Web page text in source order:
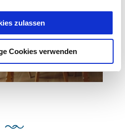
zulassen
Cookies verwenden